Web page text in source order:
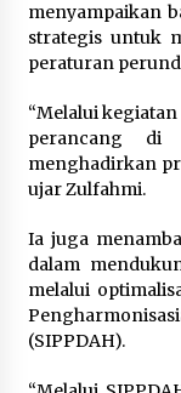
menyampaikan
strategis untuk
peraturan
“Melalui
perancang di
menghadirkan
ujar Zulfahmi.
Ia juga
dalam
melalui
(SIPPDAH).